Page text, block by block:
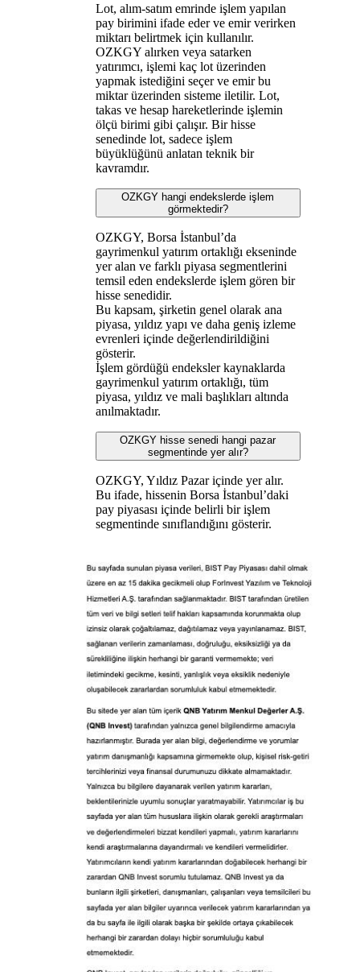
Lot, alım-satım emrinde işlem yapılan
pay birimini ifade eder ve emir verirken
miktarı belirtmek için kullanılır.
OZKGY alırken veya satarken
yatırımcı, işlemi kaç lot üzerinden
yapmak istediğini seçer ve emir bu
miktar üzerinden sisteme iletilir. Lot,
takas ve hesap hareketlerinde işlemin
ölçü birimi gibi çalışır. Bir hisse
senedinde lot, sadece işlem
büyüklüğünü anlatan teknik bir
kavramdır.
OZKGY hangi endekslerde işlem
görmektedir?
OZKGY, Borsa İstanbul’da
gayrimenkul yatırım ortaklığı ekseninde
yer alan ve farklı piyasa segmentlerini
temsil eden endekslerde işlem gören bir
hisse senedidir.
Bu kapsam, şirketin genel olarak ana
piyasa, yıldız yapı ve daha geniş izleme
evrenleri içinde değerlendirildiğini
gösterir.
İşlem gördüğü endeksler kaynaklarda
gayrimenkul yatırım ortaklığı, tüm
piyasa, yıldız ve mali başlıkları altında
anılmaktadır.
OZKGY hisse senedi hangi pazar
segmentinde yer alır?
OZKGY, Yıldız Pazar içinde yer alır.
Bu ifade, hissenin Borsa İstanbul’daki
pay piyasası içinde belirli bir işlem
segmentinde sınıflandığını gösterir.